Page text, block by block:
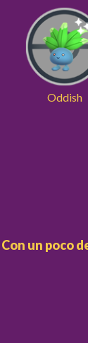
Oddish
Con un poco